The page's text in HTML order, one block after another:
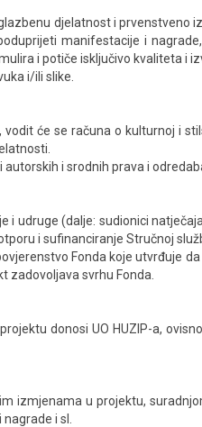
djelatnost i prvenstveno
manifestacije i
i potiče isključivo kvaliteta i
i/ili slike.
će se računa o kulturnoj i
i srodnih prava i
udruge (dalje: sudionici
i sufinanciranje Stručnoj
Fonda koje utvrđuje
zadovoljava svrhu Fonda.
donosi UO HUZIP-a,
izmjenama u projektu,
i sl.